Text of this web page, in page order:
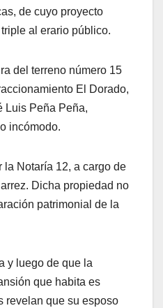
de cuyo proyecto
al erario público.
del terreno número 15
El Dorado,
Luis Peña Peña,
incómodo.
la Notaría 12, a cargo de
Dicha propiedad no
patrimonial de la
y luego de que la
que habita es
revelan que su esposo